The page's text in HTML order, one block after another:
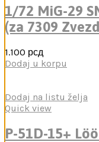
1/72 MiG-29
(za 7309
1.100 рсд
Dodaj u korpu
Dodaj na listu želja
Quick view
P-51D-15+